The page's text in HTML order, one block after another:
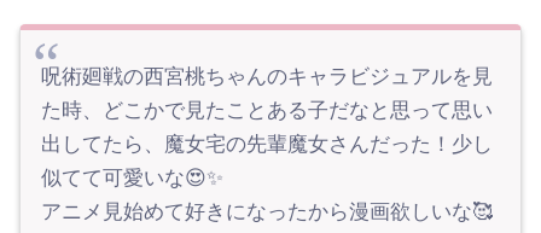
呪術廻戦の西宮桃ちゃんのキャラビジュアルを見
た時、どこかで見たことある子だなと思って思い
出してたら、魔女宅の先輩魔女さんだった！少し
似てて可愛いな😍✨
アニメ見始めて好きになったから漫画欲しいな🥰